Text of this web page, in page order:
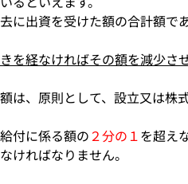
に出資を受けた額の合計額
を経なければその額を減少さ
は、原則として、設立又は株
付に係る額の２分の１を超え
ければなりません。